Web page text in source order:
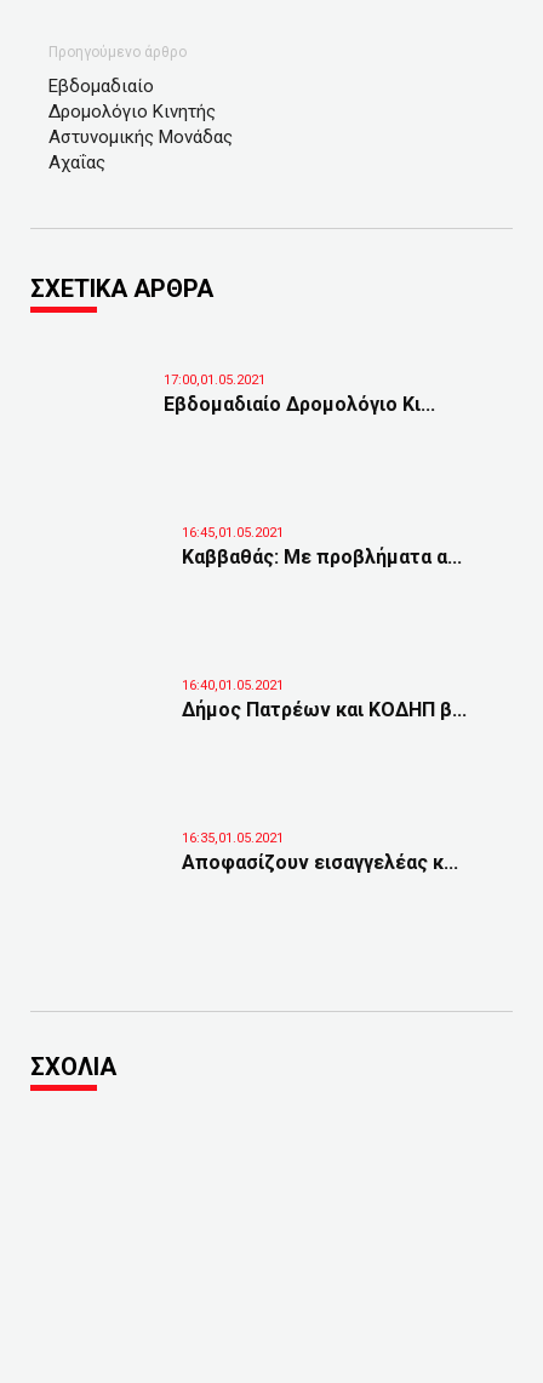
Προηγούμενο άρθρο
Εβδομαδιαίο
Δρομολόγιο Κινητής
Αστυνομικής Μονάδας
Αχαΐας
ΣΧΕΤΙΚΑ ΑΡΘΡΑ
17:00,01.05.2021
Εβδομαδιαίο Δρομολόγιο Κι...
16:45,01.05.2021
Καββαθάς: Με προβλήματα α...
16:40,01.05.2021
Δήμος Πατρέων και ΚΟΔΗΠ β...
16:35,01.05.2021
Αποφασίζουν εισαγγελέας κ...
ΣΧΟΛΙΑ